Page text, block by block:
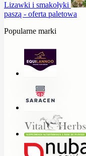
Lizawki i smakołyki
paszą - oferta paletowa
Popularne marki